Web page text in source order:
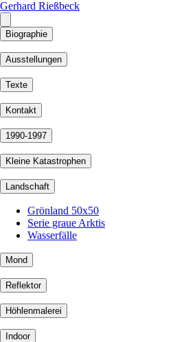
Gerhard Rießbeck
Biographie
Ausstellungen
Texte
Kontakt
1990-1997
Kleine Katastrophen
Landschaft
Grönland 50x50
Serie graue Arktis
Wasserfälle
Mond
Reflektor
Höhlenmalerei
Indoor